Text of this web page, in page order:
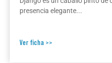
presencia elegante...
Ver ficha >>